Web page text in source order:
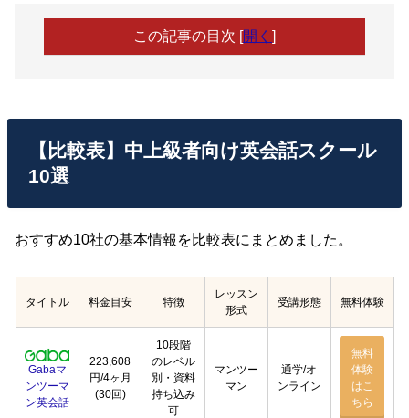
この記事の目次 [開く ]
【比較表】中上級者向け英会話スクール
10選
おすすめ10社の基本情報を比較表にまとめました。
タイトル 料金目安 特徴
レッスン
形式
受講形態 無料体験
Gabaマ
ンツーマ
ン英会話
223,608
円/4ヶ月
(30回)
10段階
のレベル
別・資料
持ち込み
可
マンツー
マン
通学/オ
ンライン
無料
体験
はこ
ちら